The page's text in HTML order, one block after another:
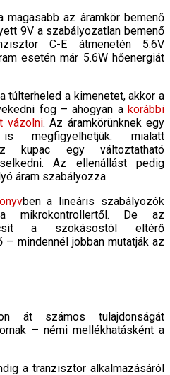
az áramkör bemenő
9V a szabályozatlan bemenő
C-E átmenetén 5.6V
esetén már 5.6W hőenergiát
túlterheled a kimenetet, akkor a
fog – ahogyan a korábbi
vázolni. Az áramkörünknek egy
megfigyelhetjük: mialatt
kupac egy változtatható
Az ellenállást pedig
áram szabályozza.
ben a lineáris szabályozók
mikrokontrollertől. De az
a szokásostól eltérő
mindennél jobban mutatják az
át számos tulajdonságát
– némi mellékhatásként a
a tranzisztor alkalmazásáról